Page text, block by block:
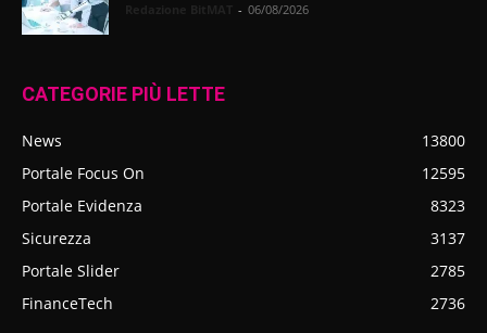
- 06/08/2026
CATEGORIE PIÙ LETTE
News
13800
Portale Focus On
12595
Portale Evidenza
8323
Sicurezza
3137
Portale Slider
2785
FinanceTech
2736